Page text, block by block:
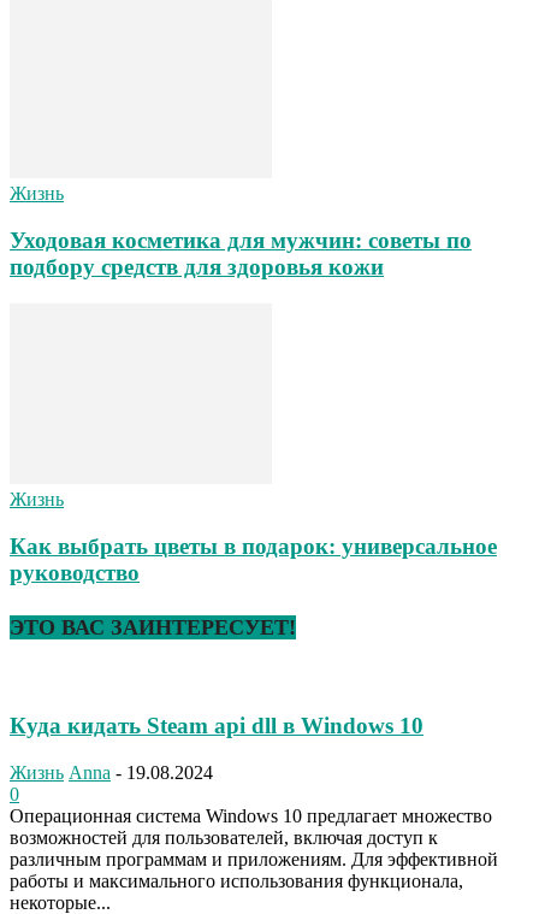
Жизнь
Уходовая косметика для мужчин: советы по
подбору средств для здоровья кожи
Жизнь
Как выбрать цветы в подарок: универсальное
руководство
ЭТО ВАС ЗАИНТЕРЕСУЕТ!
Куда кидать Steam api dll в Windows 10
Жизнь Anna - 19.08.2024
0
Операционная система Windows 10 предлагает множество
возможностей для пользователей, включая доступ к
различным программам и приложениям. Для эффективной
работы и максимального использования функционала,
некоторые...